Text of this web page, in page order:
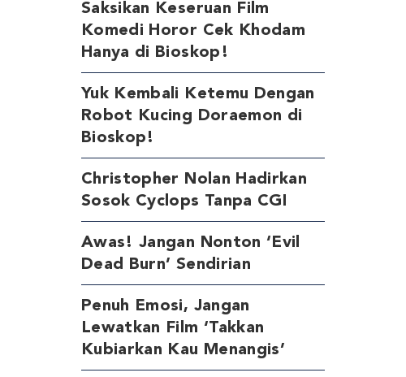
Saksikan Keseruan Film
Komedi Horor Cek Khodam
Hanya di Bioskop!
Yuk Kembali Ketemu Dengan
Robot Kucing Doraemon di
Bioskop!
Christopher Nolan Hadirkan
Sosok Cyclops Tanpa CGI
Awas! Jangan Nonton ‘Evil
Dead Burn’ Sendirian
Penuh Emosi, Jangan
Lewatkan Film ‘Takkan
Kubiarkan Kau Menangis’